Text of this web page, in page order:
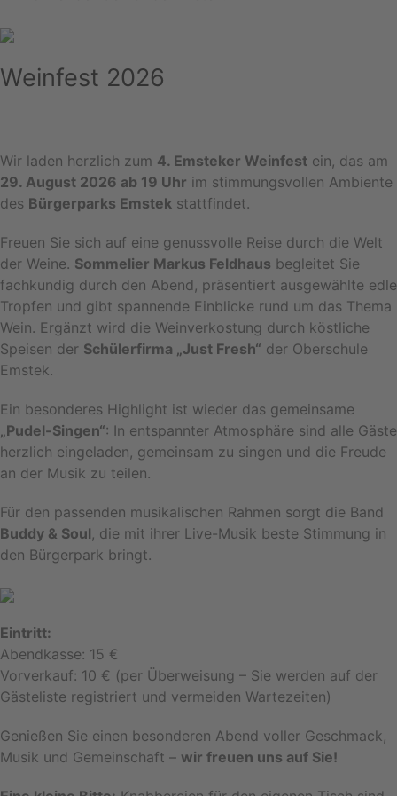
Weinfest 2026
Wir laden herzlich zum 4. Emsteker Weinfest ein, das am
29. August 2026 ab 19 Uhr im stimmungsvollen Ambiente
des Bürgerparks Emstek stattfindet.
Freuen Sie sich auf eine genussvolle Reise durch die Welt
der Weine. Sommelier Markus Feldhaus begleitet Sie
fachkundig durch den Abend, präsentiert ausgewählte edle
Tropfen und gibt spannende Einblicke rund um das Thema
Wein. Ergänzt wird die Weinverkostung durch köstliche
Speisen der Schülerfirma „Just Fresh“ der Oberschule
Emstek.
Ein besonderes Highlight ist wieder das gemeinsame
„Pudel-Singen“: In entspannter Atmosphäre sind alle Gäste
herzlich eingeladen, gemeinsam zu singen und die Freude
an der Musik zu teilen.
Für den passenden musikalischen Rahmen sorgt die Band
Buddy & Soul, die mit ihrer Live-Musik beste Stimmung in
den Bürgerpark bringt.
Eintritt:
Abendkasse: 15 €
Vorverkauf: 10 € (per Überweisung – Sie werden auf der
Gästeliste registriert und vermeiden Wartezeiten)
Genießen Sie einen besonderen Abend voller Geschmack,
Musik und Gemeinschaft – wir freuen uns auf Sie!